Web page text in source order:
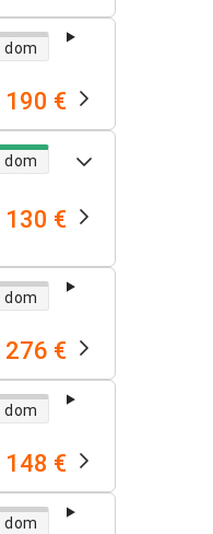
dom
190 €
dom
130 €
dom
276 €
dom
148 €
dom